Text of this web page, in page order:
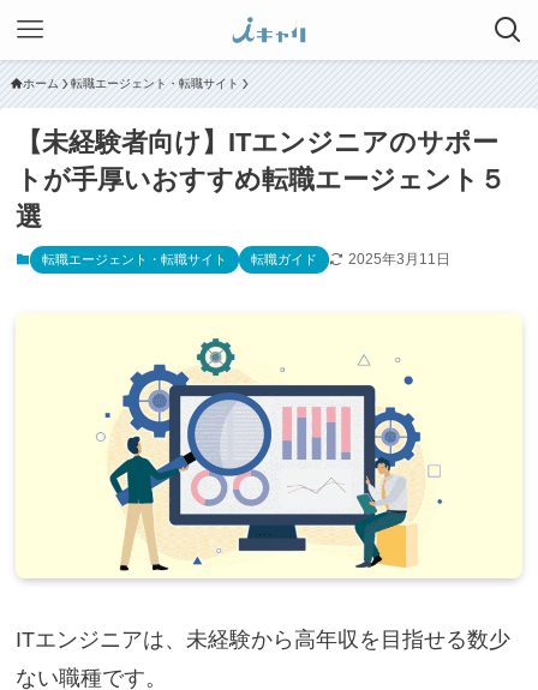
ホーム 転職エージェント・転職サイト
【未経験者向け】ITエンジニアのサポー
トが手厚いおすすめ転職エージェント５
選
転職エージェント・転職サイト 転職ガイド 2025年3月11日
ITエンジニアは、未経験から高年収を目指せる数少
ない職種です。